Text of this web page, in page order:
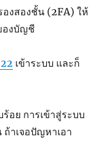
งสองชั้น (2FA) ให้
องบัญชี
เข้าระบบ และก็
อย การเข้าสู่ระบบ
าเจอปัญหาเอา